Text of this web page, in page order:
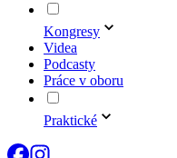
Kongresy
Videa
Podcasty
Práce v oboru
Praktické